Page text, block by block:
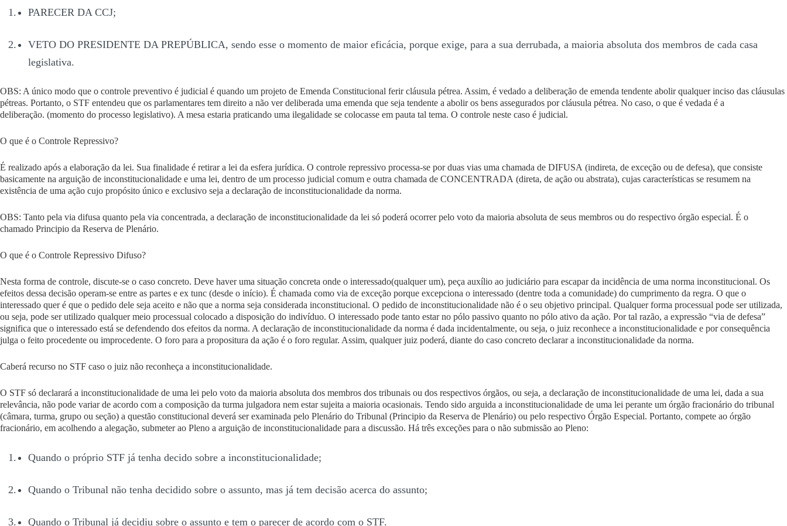
PARECER DA CCJ;
VETO DO PRESIDENTE DA PREPÚBLICA, sendo esse o momento de maior eficácia, porque exige, para a sua derrubada, a maioria absoluta dos membros de cada casa
legislativa.
OBS: A único modo que o controle preventivo é judicial é quando um projeto de Emenda Constitucional ferir cláusula pétrea. Assim, é vedado a deliberação de emenda tendente abolir qualquer inciso das cláusulas
pétreas. Portanto, o STF entendeu que os parlamentares tem direito a não ver deliberada uma emenda que seja tendente a abolir os bens assegurados por cláusula pétrea. No caso, o que é vedada é a
deliberação. (momento do processo legislativo). A mesa estaria praticando uma ilegalidade se colocasse em pauta tal tema. O controle neste caso é judicial.
O que é o Controle Repressivo?
É realizado após a elaboração da lei. Sua finalidade é retirar a lei da esfera jurídica. O controle repressivo processa-se por duas vias uma chamada de DIFUSA (indireta, de exceção ou de defesa), que consiste
basicamente na arguição de inconstitucionalidade e uma lei, dentro de um processo judicial comum e outra chamada de CONCENTRADA (direta, de ação ou abstrata), cujas características se resumem na
existência de uma ação cujo propósito único e exclusivo seja a declaração de inconstitucionalidade da norma.
OBS: Tanto pela via difusa quanto pela via concentrada, a declaração de inconstitucionalidade da lei só poderá ocorrer pelo voto da maioria absoluta de seus membros ou do respectivo órgão especial. É o
chamado Principio da Reserva de Plenário.
O que é o Controle Repressivo Difuso?
Nesta forma de controle, discute-se o caso concreto. Deve haver uma situação concreta onde o interessado(qualquer um), peça auxílio ao judiciário para escapar da incidência de uma norma inconstitucional. Os
efeitos dessa decisão operam-se entre as partes e ex tunc (desde o início). É chamada como via de exceção porque excepciona o interessado (dentre toda a comunidade) do cumprimento da regra. O que o
interessado quer é que o pedido dele seja aceito e não que a norma seja considerada inconstitucional. O pedido de inconstitucionalidade não é o seu objetivo principal. Qualquer forma processual pode ser utilizada,
ou seja, pode ser utilizado qualquer meio processual colocado a disposição do indivíduo. O interessado pode tanto estar no pólo passivo quanto no pólo ativo da ação. Por tal razão, a expressão “via de defesa”
significa que o interessado está se defendendo dos efeitos da norma. A declaração de inconstitucionalidade da norma é dada incidentalmente, ou seja, o juiz reconhece a inconstitucionalidade e por consequência
julga o feito procedente ou improcedente. O foro para a propositura da ação é o foro regular. Assim, qualquer juiz poderá, diante do caso concreto declarar a inconstitucionalidade da norma.
Caberá recurso no STF caso o juiz não reconheça a inconstitucionalidade.
O STF só declarará a inconstitucionalidade de uma lei pelo voto da maioria absoluta dos membros dos tribunais ou dos respectivos órgãos, ou seja, a declaração de inconstitucionalidade de uma lei, dada a sua
relevância, não pode variar de acordo com a composição da turma julgadora nem estar sujeita a maioria ocasionais. Tendo sido arguida a inconstitucionalidade de uma lei perante um órgão fracionário do tribunal
(câmara, turma, grupo ou seção) a questão constitucional deverá ser examinada pelo Plenário do Tribunal (Principio da Reserva de Plenário) ou pelo respectivo Órgão Especial. Portanto, compete ao órgão
fracionário, em acolhendo a alegação, submeter ao Pleno a arguição de inconstitucionalidade para a discussão. Há três exceções para o não submissão ao Pleno:
Quando o próprio STF já tenha decido sobre a inconstitucionalidade;
Quando o Tribunal não tenha decidido sobre o assunto, mas já tem decisão acerca do assunto;
Quando o Tribunal já decidiu sobre o assunto e tem o parecer de acordo com o STF.